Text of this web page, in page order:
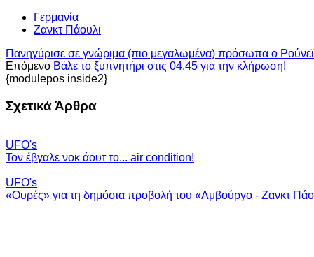
Γερμανία
Ζανκτ Πάουλι
Πανηγύρισε σε γνώριμα (πιο μεγαλωμένα) πρόσωπα ο
Επόμενο Βάλε το ξυπνητήρι στις 04.45 για την κλήρωση!
{modulepos inside2}
Σχετικά Άρθρα
UFO's
Τον έβγαλε νοκ άουτ το... air condition!
UFO's
«Ουρές» για τη δημόσια προβολή του «Αμβούργο - Ζανκτ